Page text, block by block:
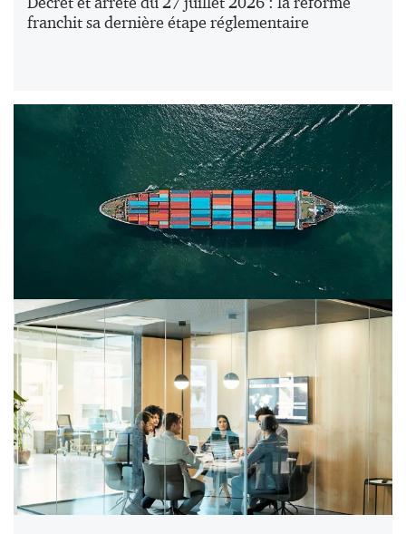
franchit sa dernière étape réglementaire
Publication
Guerre commerciale : les principaux
développements depuis l’invalidation des droits
additionnels